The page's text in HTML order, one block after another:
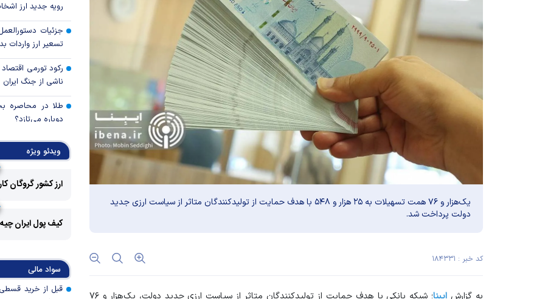
یک‌هزار و ۷۶ همت تسهیلات به ۲۵ هزار و ۵۴۸ با هدف حمایت از تولیدکنندگان متاثر از سیاست ارزی جدید
دولت پرداخت شد.
کد خبر : ۱۸۴۳۳۱
به گزارش ایبنا
؛ شبکه بانکی با هدف حمایت از تولیدکنندگان متاثر از سیاست ارزی جدید دولت، یک‌هزار و ۷۶
رویه جدید ارز
جزئیات
تسعیر ارز واردات
رکود تورمی
ناشی از جنگ ایران
طلا در محاصره
دوباره می‌تازد؟
بدون اصلاحات
ممکن نیست
بانک تجارت،
خدمات چک در
امن و یکپارچه
آمادگی ایران
صنعتی پروژه‌محور
تهاتر
ویدئو ویژه
ارز کشور گروگان
کیف پول ایران
سواد مالی